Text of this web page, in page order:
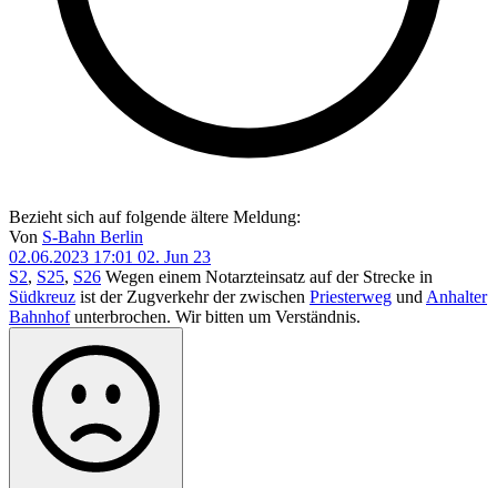
Bezieht sich auf folgende ältere Meldung:
Von S-Bahn Berlin
02.06.2023 17:01 02. Jun 23
S2, S25, S26 Wegen einem Notarzteinsatz auf der Strecke in
Südkreuz ist der Zugverkehr der zwischen Priesterweg und Anhalter
Bahnhofunterbrochen. Wir bitten um Verständnis.